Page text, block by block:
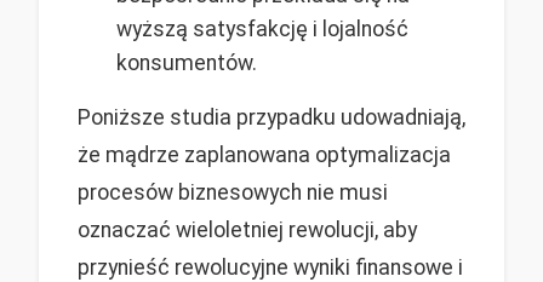
wyższą satysfakcję i lojalność
konsumentów.
Poniższe studia przypadku udowadniają,
że mądrze zaplanowana optymalizacja
procesów biznesowych nie musi
oznaczać wieloletniej rewolucji, aby
przynieść rewolucyjne wyniki finansowe i